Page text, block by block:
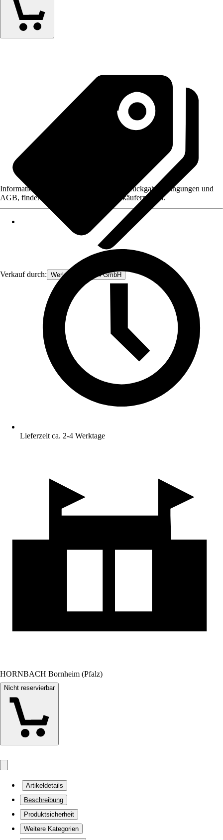
Verkauf durch: Werkzeugstore24 GmbH
Informationen des Verkäufers, wie z. B. Rückgabebedingungen und
AGB, finden Sie bei Klick auf den Verkäufernamen.
Lieferzeit ca. 2-4 Werktage
HORNBACH Bornheim (Pfalz)
Nicht reservierbar
Artikeldetails
Beschreibung
Produktsicherheit
Weitere Kategorien